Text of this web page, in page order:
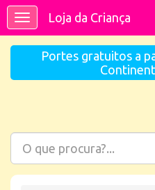
ToggleLoja da Criança
Portes gratuitos a